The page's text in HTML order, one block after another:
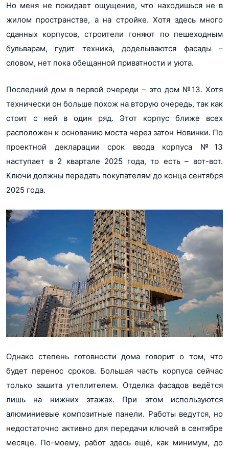
Но меня не покидает ощущение, что находишься не в
жилом пространстве, а на стройке. Хотя здесь много
сданных корпусов, строители гоняют по пешеходным
бульварам, гудит техника, доделываются фасады –
словом, нет пока обещанной приватности и уюта.
Последний дом в первой очереди – это дом №13. Хотя
технически он больше похож на вторую очередь, так как
стоит с ней в один ряд. Этот корпус ближе всех
расположен к основанию моста через затон Новинки. По
проектной декларации срок ввода корпуса №13
наступает в 2 квартале 2025 года, то есть – вот-вот.
Ключи должны передать покупателям до конца сентября
2025 года.
Однако степень готовности дома говорит о том, что
будет перенос сроков. Большая часть корпуса сейчас
только зашита утеплителем. Отделка фасадов ведётся
лишь на нижних этажах. При этом используются
алюминиевые композитные панели. Работы ведутся, но
недостаточно активно для передачи ключей в сентябре
месяце. По-моему, работ здесь ещё, как минимум, до